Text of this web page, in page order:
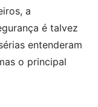
a
é talvez
entenderam
o principal